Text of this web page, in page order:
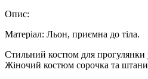
Опис:
Матеріал: Льон, приємна до тіла.
Стильний костюм для прогулянки
Жіночий костюм сорочка та